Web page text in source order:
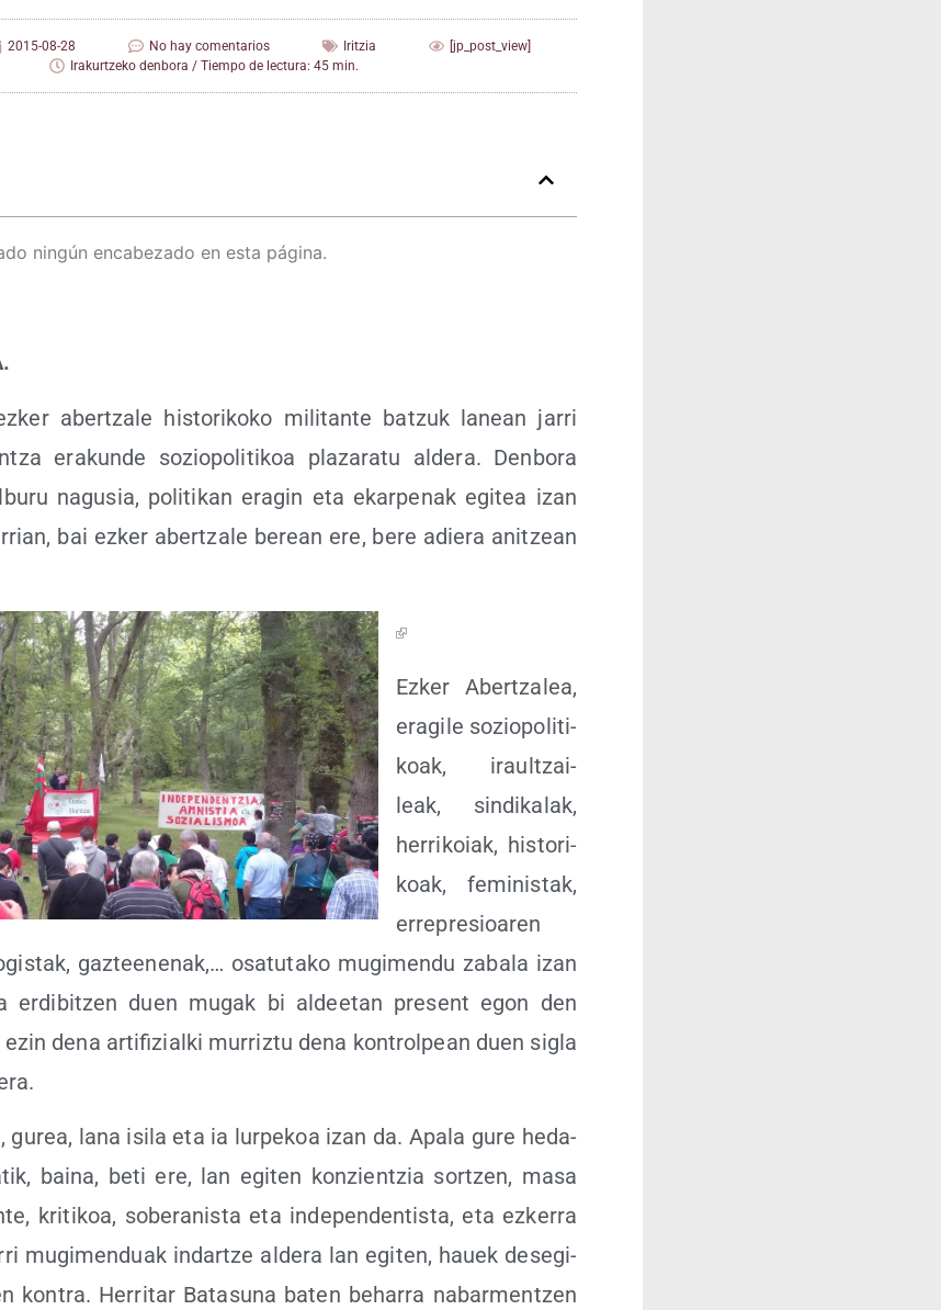
2015-08-28 No hay comentarios Iritzia
[jp_post_view]
Irakurtzeko denbora / Tiempo de lectura: 45 min.
ningún encabezado en esta página.
aber­tza­le his­to­ri­ko­ko mili­tan­te batzuk lanean jarri
era­kun­de sozio­po­li­ti­koa pla­za­ra­tu alde­ra. Den­bo­ra
nagu­sia, poli­ti­kan era­gin eta ekar­pe­nak egi­tea izan
bai ezker aber­tza­le berean ere, bere adie­ra anitzean
Ezker Aber­tza­lea,
era­gi­le sozio­po­li­ti­
koak, iraul­tzai­
leak, sin­di­ka­lak,
herri­koiak, his­to­ri­
koak, femi­nis­tak,
erre­pre­sioa­ren
gaz­tee­ne­nak,… osa­tu­ta­ko mugi­men­du zaba­la izan
erdi­bitzen duen mugak bi aldee­tan pre­sent egon den
dena arti­fi­zial­ki murriz­tu dena kon­trol­pean duen sigla
gurea, lana isi­la eta ia lur­pe­koa izan da. Apa­la gure heda­
bai­na, beti ere, lan egi­ten kon­zien­tzia sor­tzen, masa
kri­ti­koa, sobe­ra­nis­ta eta inde­pen­den­tis­ta, eta ezke­rra
mugi­men­duak indar­tze alde­ra lan egi­ten, hauek desegi­
kon­tra. Herri­tar Bata­su­na baten beha­rra nabar­men­tzen